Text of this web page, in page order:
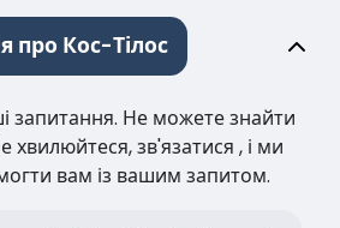
про Кос-Тілос
запитання. Не можете знайти
зв'язатися , і ми
вам із вашим запитом.